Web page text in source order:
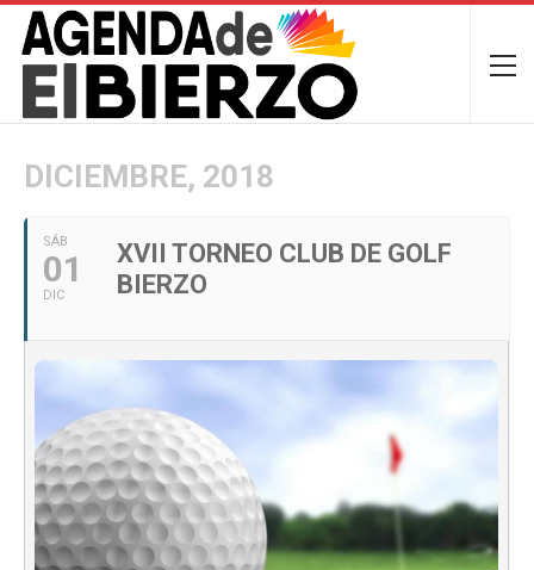
DICIEMBRE, 2018
SÁB
01
DIC
XVII TORNEO CLUB DE GOLF
BIERZO